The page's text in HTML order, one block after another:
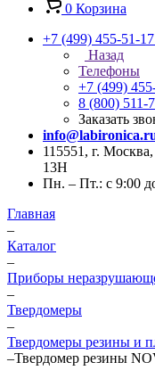
0 Корзина
+7 (499) 455-51-17
Назад
Телефоны
+7 (499)
8 (800) 511-
Заказать
115551, г.
13Н
Пн. – Пт.: с 9:00
Главная
–
Каталог
–
Приборы
–
Твердомеры
–
Твердомеры резины и
–Твердомер резины